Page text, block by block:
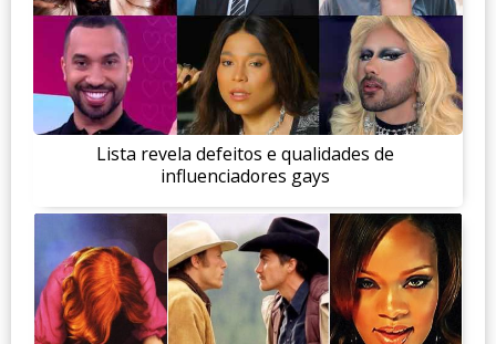
Lista revela defeitos e qualidades de
influenciadores gays